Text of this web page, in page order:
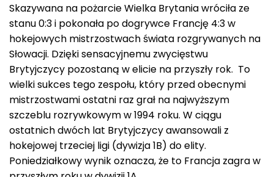
Skazywana na pożarcie Wielka Brytania wróciła ze
stanu 0:3 i pokonała po dogrywce Francję 4:3 w
hokejowych mistrzostwach świata rozgrywanych na
Słowacji. Dzięki sensacyjnemu zwycięstwu
Brytyjczycy pozostaną w elicie na przyszły rok. To
wielki sukces tego zespołu, który przed obecnymi
mistrzostwami ostatni raz grał na najwyższym
szczeblu rozrywkowym w 1994 roku. W ciągu
ostatnich dwóch lat Brytyjczycy awansowali z
hokejowej trzeciej ligi (dywizja 1B) do elity.
Poniedziałkowy wynik oznacza, że to Francja zagra w